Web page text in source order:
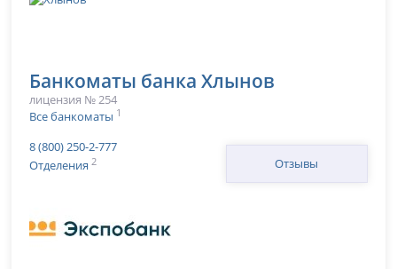
Банкоматы банка Хлынов
лицензия № 254
Все банкоматы 1
8 (800) 250-2-777
Отделения 2 Отзывы